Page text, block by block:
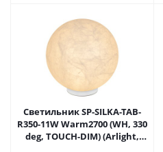
Светильник SP-SILKA-TAB-
R350-11W Warm2700 (WH, 330
deg, TOUCH-DIM) (Arlight,